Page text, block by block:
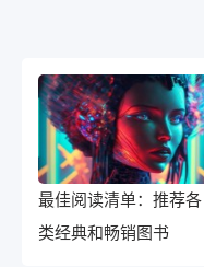
最佳阅读清单：推荐各
类经典和畅销图书